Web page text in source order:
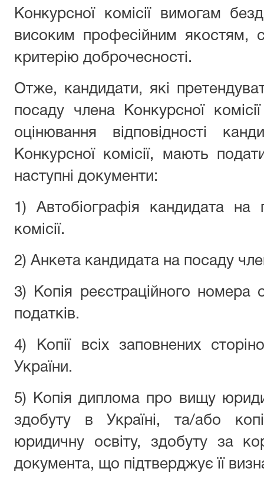
Конкурсної комісії вимогам
високим професійним якостям,
критерію доброчесності.
Отже, кандидати, які
посаду члена Конкурсної
оцінювання відповідності
Конкурсної комісії, мають
наступні документи:
1) Автобіографія кандидата на
комісії.
2) Анкета кандидата на посаду
3) Копія реєстраційного номера
податків.
4) Копії всіх заповнених
України.
5) Копія диплома про вищу
здобуту в Україні, та/або
юридичну освіту, здобуту за
документа, що підтверджує її